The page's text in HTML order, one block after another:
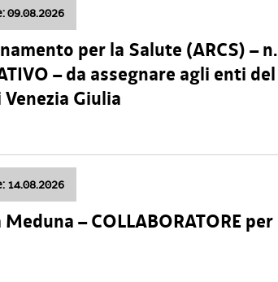
09.08.2026
per la Salute (ARCS) – n.
– da assegnare agli enti del
Giulia
14.08.2026
– COLLABORATORE per